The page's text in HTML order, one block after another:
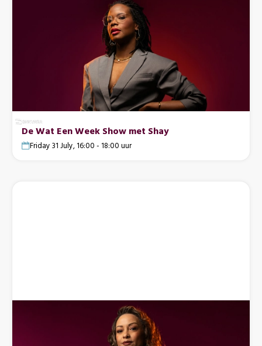
De Wat Een Week Show met Shay
Friday 31 July, 16:00 - 18:00 uur